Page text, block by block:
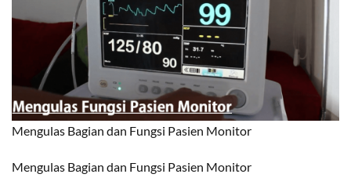
Mengulas Bagian dan Fungsi Pasien Monitor
Mengulas Bagian dan Fungsi Pasien Monitor